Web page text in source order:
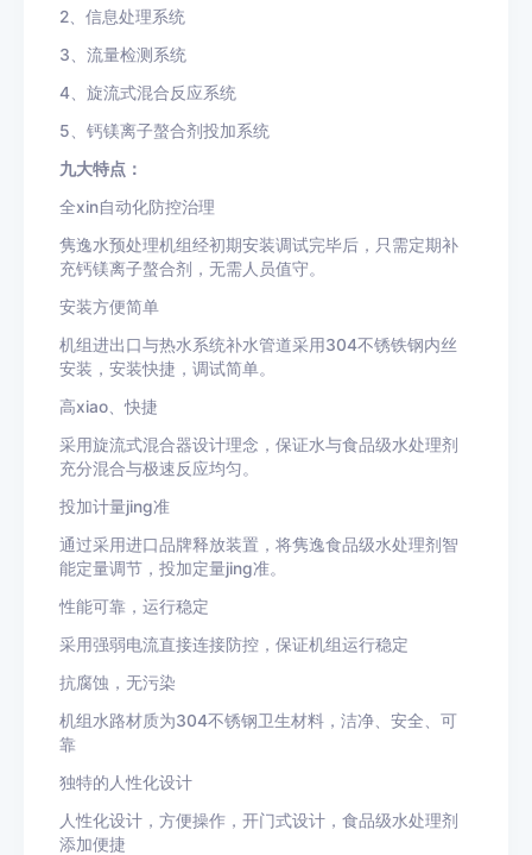
2、信息处理系统
3、流量检测系统
4、旋流式混合反应系统
5、钙镁离子螯合剂投加系统
九大特点：
全xin自动化防控治理
隽逸水预处理机组经初期安装调试完毕后，只需定期补
充钙镁离子螯合剂，无需人员值守。
安装方便简单
机组进出口与热水系统补水管道采用304不锈铁钢内丝
安装，安装快捷，调试简单。
高xiao、快捷
采用旋流式混合器设计理念，保证水与食品级水处理剂
充分混合与极速反应均匀。
投加计量jing准
通过采用进口品牌释放装置，将隽逸食品级水处理剂智
能定量调节，投加定量jing准。
性能可靠，运行稳定
采用强弱电流直接连接防控，保证机组运行稳定
抗腐蚀，无污染
机组水路材质为304不锈钢卫生材料，洁净、安全、可
靠
独特的人性化设计
人性化设计，方便操作，开门式设计，食品级水处理剂
添加便捷